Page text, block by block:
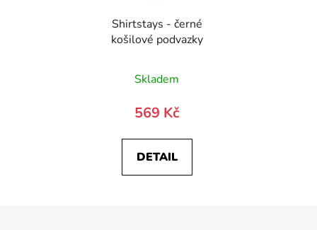
Shirtstays - černé
košilové podvazky
Skladem
569 Kč
DETAIL